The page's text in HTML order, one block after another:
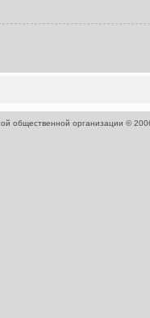
общественной организации ©